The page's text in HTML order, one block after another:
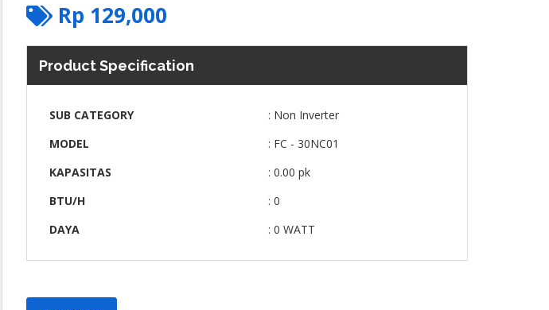
Rp 129,000
Product Specification
SUB CATEGORY
: Non Inverter
MODEL
: FC - 30NC01
KAPASITAS
: 0.00 pk
BTU/H
: 0
DAYA
: 0 WATT